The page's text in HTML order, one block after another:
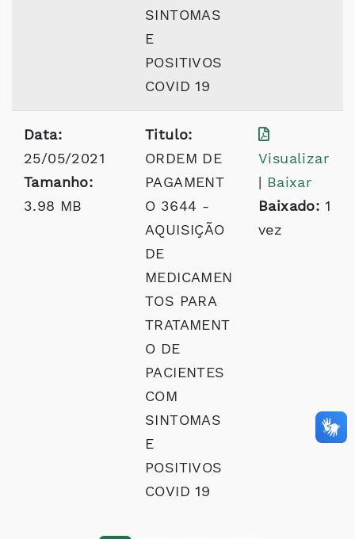
SINTOMAS
E
POSITIVOS
COVID 19
Data:
25/05/2021
Tamanho:
3.98 MB
Titulo:
ORDEM DE
PAGAMENT
O 3644 -
AQUISIÇÃO
DE
MEDICAMEN
TOS PARA
TRATAMENT
O DE
PACIENTES
COM
SINTOMAS
E
POSITIVOS
COVID 19
Visualizar
| Baixar
Baixado: 1
vez